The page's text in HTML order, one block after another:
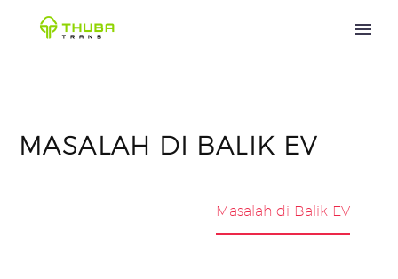
MASALAH DI BALIK EV
Masalah di Balik EV